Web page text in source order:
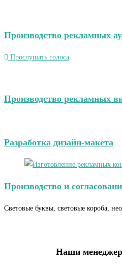
Производство рекламных
Прослушать голоса
Производство рекламных
Разработка дизайн-макета
Производство и
Световые буквы, световые короба,
Наши